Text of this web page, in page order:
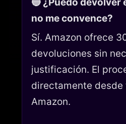
no me convence?
Sí. Amazon ofrece
devoluciones sin
justificación. El
directamente desde
Amazon.